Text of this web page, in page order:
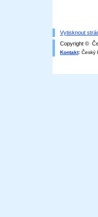
Vytisknout
Copyright ©
Kontakt: Český